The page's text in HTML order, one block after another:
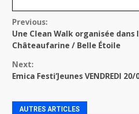
Continue
Reading
Previous:
Une Clean Walk organisée dans
Châteaufarine / Belle Étoile
Next:
Emica Festi’Jeunes VENDREDI 20/
AUTRES ARTICLES